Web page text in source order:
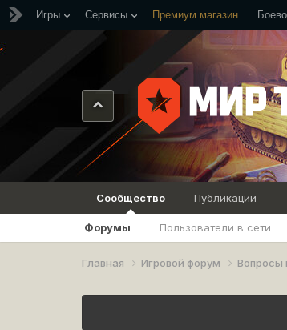
Игры Сервисы Премиум магазин
Сообщество
Форумы Пользователи в сети
Публикации
Главная Игровой форум Вопросы